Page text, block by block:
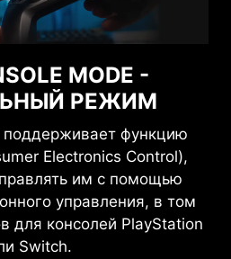
MODE -
РЕЖИМ
функцию
Electronics Control),
им с помощью
управления, в том
для консолей PlayStation
Switch.